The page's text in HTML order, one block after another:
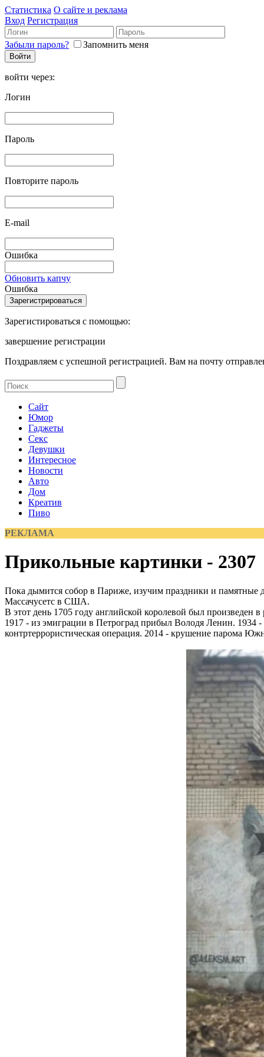
Статистика О сайте и реклама
Вход Регистрация
Забыли пароль? Запомнить меня
войти через:
Логин
Пароль
Повторите пароль
E-mail
Ошибка
Обновить капчу
Ошибка
Зарегистироваться с помощью:
завершение регистрации
Поздравляем с успешной регистрацией. Вам на почту
Сайт
Юмор
Гаджеты
Секс
Девушки
Интересное
Новости
Авто
Дом
Креатив
Пиво
РЕКЛАМА
Прикольные картинки - 2307
Пока дымится собор в Париже, изучим праздники и
Массачусетс в США.
В этот день 1705 году английской королевой был
1917 - из эмиграции в Петроград прибыл Володя Ленин. 1934
контртеррористическая операция. 2014 - крушение парома